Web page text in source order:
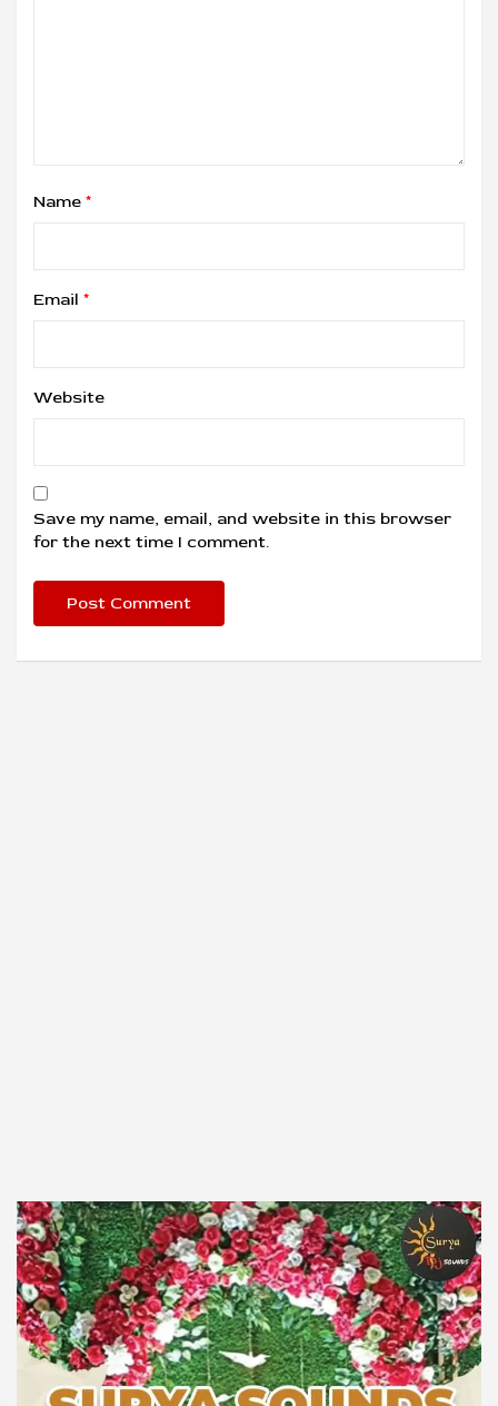
Name *
Email *
Website
Save my name, email, and website in this browser
for the next time I comment.